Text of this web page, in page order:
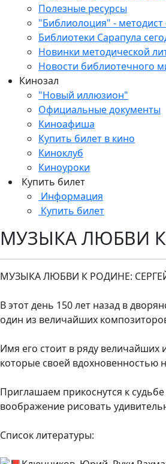
Полезные ресурсы
"Библиолоция" - методист
Библиотеки Сарапула
Новинки методической
Новости библиотечного
Кинозал
"Новый иллюзион"
Официальные документы
Киноафиша
Купить билет в кино
Киноклуб
Киноуроки
Купить билет
Информация
Купить билет
МУЗЫКА ЛЮБВИ
МУЗЫКА ЛЮБВИ К РОДИНЕ:
В этот день 150 лет назад в
один из величайших
Имя его стоит в ряду
которые своей вдохновенностью
Приглашаем прикоснутся к
воображение рисовать
Список литературы: